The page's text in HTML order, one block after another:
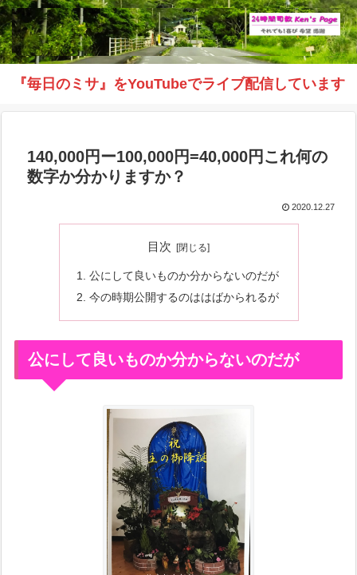
『毎日のミサ』をYouTubeでライブ配信しています
140,000円ー100,000円=40,000円これ何の
数字か分かりますか？
2020.12.27
目次
公にして良いものか分からないのだが
今の時期公開するのははばかられるが
公にして良いものか分からないのだが